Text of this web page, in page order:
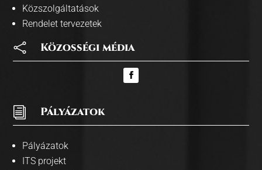
Közszolgáltatások
Rendelet tervezetek
 Közosségi média
i Pályázatok
Pályázatok
ITS projekt